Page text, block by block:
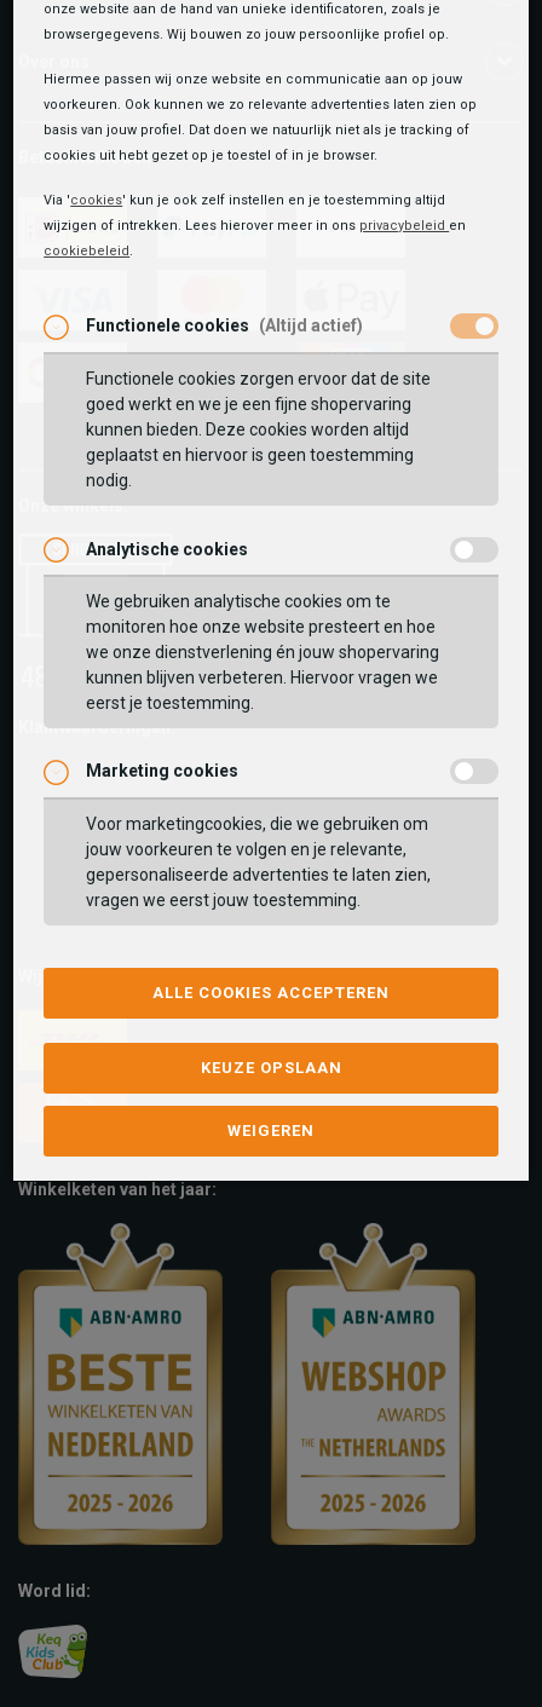
Betaalmethoden
visa
fashion-
cheque
vvv-
giftcard
Onze winkels:
Klantwaarderingen:
Wij versturen met:
Winkelketen van het jaar:
Word lid:
onze website aan de hand van unieke identificatoren, zoals je
browsergegevens. Wij bouwen zo jouw persoonlijke profiel op.
Hiermee passen wij onze website en communicatie aan op jouw
voorkeuren. Ook kunnen we zo relevante advertenties laten zien op
basis van jouw profiel. Dat doen we natuurlijk niet als je tracking of
cookies uit hebt gezet op je toestel of in je browser.
Via 'cookies' kun je ook zelf instellen en je toestemming altijd
wijzigen of intrekken. Lees hierover meer in ons privacybeleid en
cookiebeleid .
Functionele cookies (Altijd actief)
Functionele cookies zorgen ervoor dat de site
goed werkt en we je een fijne shopervaring
kunnen bieden. Deze cookies worden altijd
geplaatst en hiervoor is geen toestemming
nodig.
Analytische cookies
We gebruiken analytische cookies om te
monitoren hoe onze website presteert en hoe
we onze dienstverlening én jouw shopervaring
kunnen blijven verbeteren. Hiervoor vragen we
eerst je toestemming.
Marketing cookies
Voor marketingcookies, die we gebruiken om
jouw voorkeuren te volgen en je relevante,
gepersonaliseerde advertenties te laten zien,
vragen we eerst jouw toestemming.
ALLE COOKIES ACCEPTEREN
KEUZE OPSLAAN
WEIGEREN